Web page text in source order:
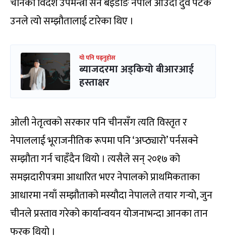
उनले त्यो सम्झौतालाई टारेका थिए ।
यो पनि पढ्नुहोस
ब्याजदरमा अड्कियो बीआरआई
हस्ताक्षर
ओली नेतृत्वको सरकार पनि चीनसँग त्यति विस्तृत र
नेपाललाई भूराजनीतिक रूपमा पनि ‘अप्ठ्यारो’ पर्नसक्ने
सम्झौता गर्न चाहँदैन थियो । त्यसैले सन् २०१७ को
समझदारीपत्रमा आधारित भएर नेपालको प्राथमिकताका
आधारमा नयाँ सम्झौताको मस्यौदा नेपालले तयार गर्‍यो, जुन
चीनले प्रस्ताव गरेको कार्यान्वयन योजनाभन्दा आनका तान
फरक थियो ।